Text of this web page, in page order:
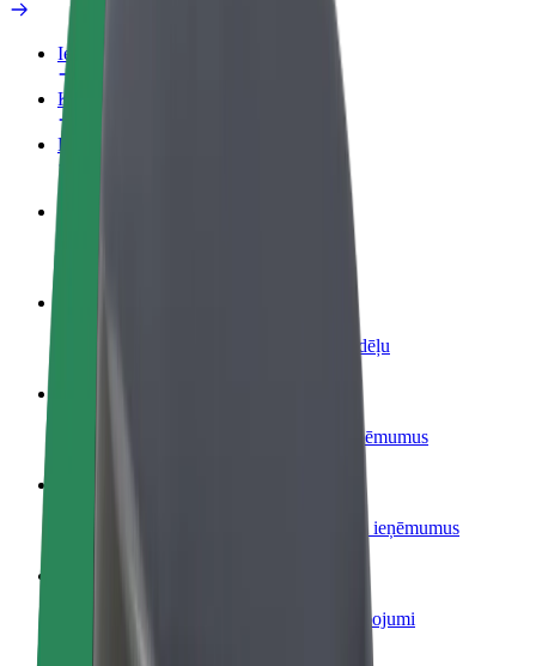
Ieguvumi
Kā pievienoties
BUJ
Piegādā ēdienu un saņem izmaksu ik nedēļu
Sasniedz vairāk klientu un paaugstini ieņēmumus
Pievieno savu autoparku Bolt un palielini ieņēmumus
Tavam uzņēmumam pielāgoti Bolt pakalpojumi